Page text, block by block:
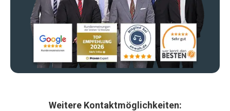
Weitere Kontaktmöglichkeiten: